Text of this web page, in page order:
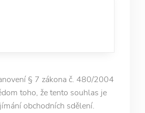
§ 7 zákona č. 480/2004
toho, že tento souhlas je
obchodních sdělení.